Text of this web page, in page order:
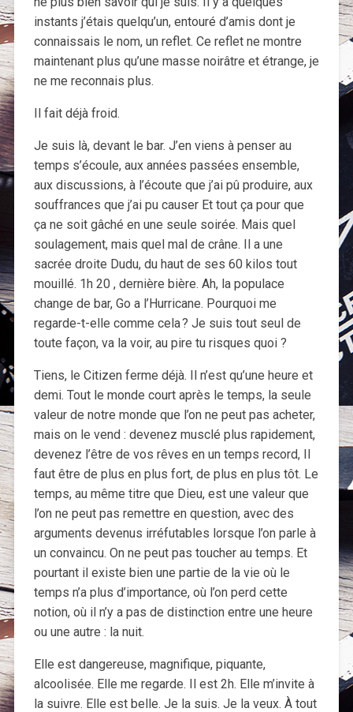
instants j’étais quelqu’un, entouré d’amis dont je
connaissais le nom, un reflet. Ce reflet ne montre
maintenant plus qu’une masse noirâtre et étrange, je
ne me reconnais plus.
Il fait déjà froid.
Je suis là, devant le bar. J’en viens à penser au
temps s’écoule, aux années passées ensemble,
aux discussions, à l’écoute que j’ai pû produire, aux
souffrances que j’ai pu causer Et tout ça pour que
ça ne soit gâché en une seule soirée. Mais quel
soulagement, mais quel mal de crâne. Il a une
sacrée droite Dudu, du haut de ses 60 kilos tout
mouillé. 1h 20 , dernière bière. Ah, la populace
change de bar, Go a l’Hurricane. Pourquoi me
regarde-t-elle comme cela ? Je suis tout seul de
toute façon, va la voir, au pire tu risques quoi ?
Tiens, le Citizen ferme déjà. Il n’est qu’une heure et
demi. Tout le monde court après le temps, la seule
valeur de notre monde que l’on ne peut pas acheter,
mais on le vend : devenez musclé plus rapidement,
devenez l’être de vos rêves en un temps record, Il
faut être de plus en plus fort, de plus en plus tôt. Le
temps, au même titre que Dieu, est une valeur que
l’on ne peut pas remettre en question, avec des
arguments devenus irréfutables lorsque l’on parle à
un convaincu. On ne peut pas toucher au temps. Et
pourtant il existe bien une partie de la vie où le
temps n’a plus d’importance, où l’on perd cette
notion, où il n’y a pas de distinction entre une heure
ou une autre : la nuit.
Elle est dangereuse, magnifique, piquante,
alcoolisée. Elle me regarde. Il est 2h. Elle m’invite à
la suivre. Elle est belle. Je la suis. Je la veux. À tout